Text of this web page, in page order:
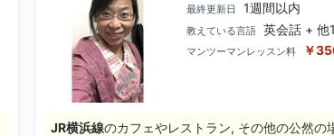
最終更新日 1週間以内
教えている言語 英会話 + 他
マンツーマンレッスン料 ￥
JR横浜線のカフェやレストラン, その他の公然の